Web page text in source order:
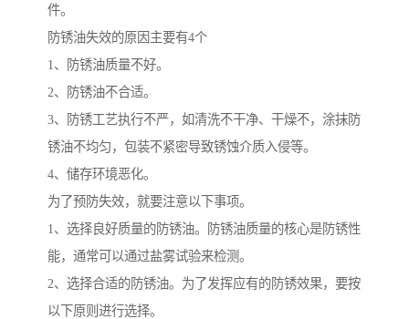
件。
防锈油失效的原因主要有4个
1、防锈油质量不好。
2、防锈油不合适。
3、防锈工艺执行不严，如清洗不干净、干燥不，涂抹防
锈油不均匀，包装不紧密导致锈蚀介质入侵等。
4、储存环境恶化。
为了预防失效，就要注意以下事项。
1、选择良好质量的防锈油。防锈油质量的核心是防锈性
能，通常可以通过盐雾试验来检测。
2、选择合适的防锈油。为了发挥应有的防锈效果，要按
以下原则进行选择。